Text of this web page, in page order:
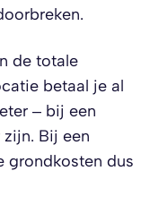
de totale
betaal je al
– bij een
Bij een
grondkosten dus